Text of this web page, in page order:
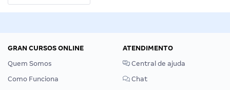
GRAN CURSOS ONLINE
Quem Somos
Como Funciona
ATENDIMENTO
Central de ajuda
Chat